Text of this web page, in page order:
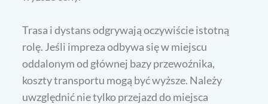
Trasa i dystans odgrywają oczywiście istotną
rolę. Jeśli impreza odbywa się w miejscu
oddalonym od głównej bazy przewoźnika,
koszty transportu mogą być wyższe. Należy
uwzględnić nie tylko przejazd do miejsca